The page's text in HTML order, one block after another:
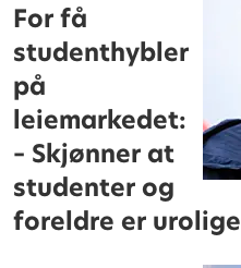
For få
studenthybler
på
leiemarkedet:
– Skjønner at
studenter og
foreldre er urolige